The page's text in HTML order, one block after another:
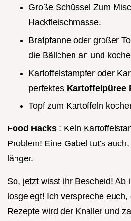
Große Schüssel Zum
Hackfleischmasse.
Bratpfanne oder großer
die Bällchen an und
Kartoffelstampfer oder
perfektes Kartoffelpüree
Topf zum Kartoffeln
Food Hacks : Kein
Problem! Eine Gabel tut's
länger.
So, jetzt wisst ihr Bescheid! Ab
losgelegt! Ich verspreche
Rezepte wird der Knaller und